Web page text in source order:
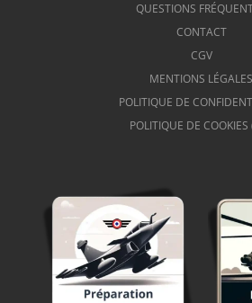
QUESTIONS
CONTACT
CGV
MENTIONS LÉGALES
POLITIQUE DE
POLITIQUE DE COOKIES